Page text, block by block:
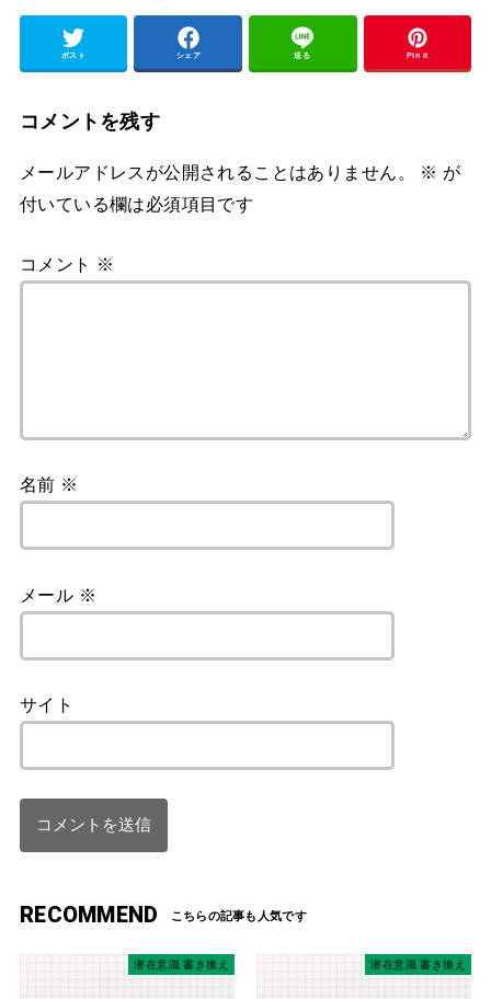
ポスト シェア 送る Pin it
コメントを残す
メールアドレスが公開されることはありません。 ※ が
付いている欄は必須項目です
コメント ※
名前 ※
メール ※
サイト
RECOMMEND
潜在意識 書き換え 潜在意識 書き換え